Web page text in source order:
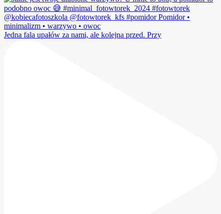
Jedna fala upałów za nami, ale kolejna przed. Przy